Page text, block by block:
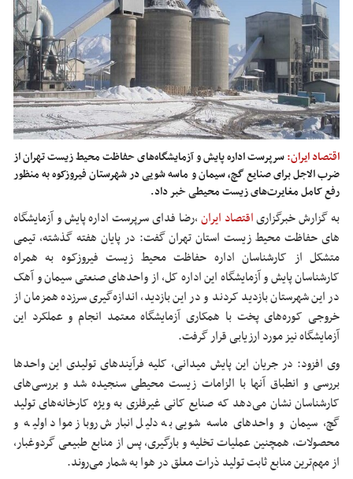
اقتصاد ایران:سرپرست اداره پایش و آزمایشگاه‌های حفاظت محیط زیست تهران از
ضرب ‌الاجل برای صنایع گچ، سیمان و ماسه ‌شویی در شهرستان فیروزکوه به منظور
رفع کامل مغایرت‌های زیست ‌محیطی خبر داد.
به گزارش خبرگزاریاقتصاد ایران،رضا فدای سرپرست اداره پایش و آزمایشگاه
هایحفاظت محیط زیست استان تهران گفت: در پایان هفته گذشته، تیمی
متشکل از کارشناسان اداره حفاظت محیط زیست فیروزکوه به همراه
کارشناسان پایش و آزمایشگاه این اداره کل، از واحدهای صنعتی سیمان و آهک
در این شهرستان بازدید کردند و در این بازدید، اندازه‌گیری سرزده همزمان از
خروجی کوره‌های پخت با همکاری آزمایشگاه معتمد انجام و عملکرد این
آزمایشگاه نیز مورد ارزیابی قرار گرفت.
وی افزود: در جریان این پایش میدانی، کلیه فرآیندهای تولیدی این واحدها
بررسی و انطباق آنها با الزامات زیست محیطی سنجیده شد و بررسی‌های
کارشناسان نشان می‌دهد که صنایع کانی غیرفلزی به ویژه کارخانه‌های تولید
گچ، سیمان و واحدهای ماسه شوییبه دلیل انبارش روباز مواد اولیه و
محصولات، همچنین عملیات تخلیه و بارگیری، پس از منابع طبیعی گردوغبار،
از مهم‌ترین منابع ثابت تولید ذرات معلق در هوا به شمار می‌روند.